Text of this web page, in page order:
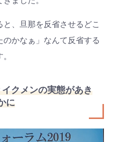
、旦那を反省させるどこ
かなぁ」なんて反省する
クメンの実態があき
に